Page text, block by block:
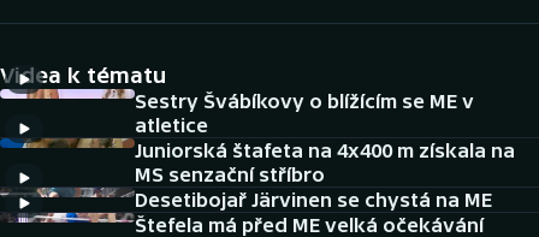
DALŠÍ SPORTY
Americký fotbal
Baseball a softbal
NEPŘEHLÉDNĚTE
Soutěže
Videa k tématu
Sestry Švábíkovy o blížícím se ME v
atletice
Juniorská štafeta na 4x400 m získala na
MS senzační stříbro
Desetibojař Järvinen se chystá na ME
Štefela má před ME velká očekávání